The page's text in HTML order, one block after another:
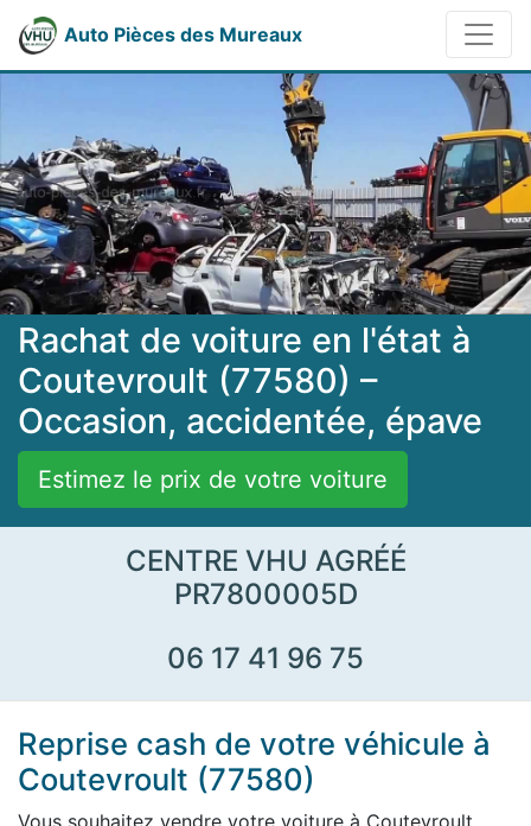
Auto Pièces des Mureaux
Rachat de voiture en l'état à
Coutevroult (77580) –
Occasion, accidentée, épave
Estimez le prix de votre voiture
CENTRE VHU AGRÉÉ
PR7800005D
06 17 41 96 75
Reprise cash de votre véhicule à
Coutevroult (77580)